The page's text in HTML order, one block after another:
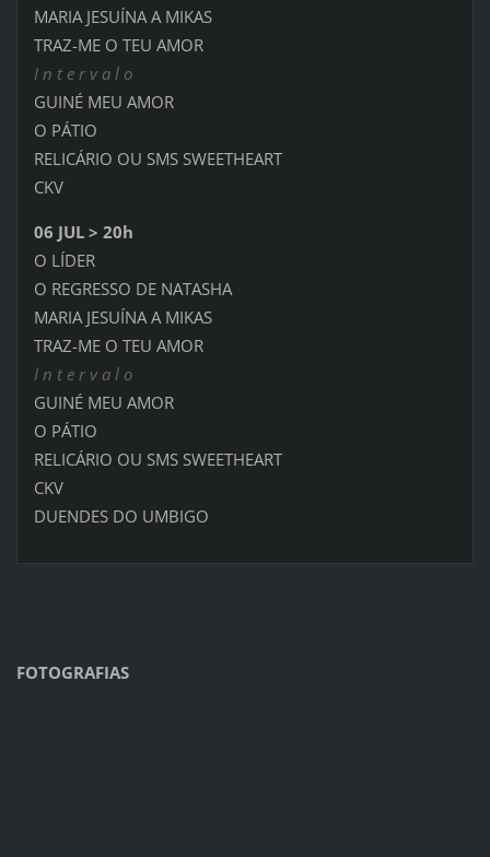
MARIA JESUÍNA A MIKAS
TRAZ-ME O TEU AMOR
I n t e r v a l o
GUINÉ MEU AMOR
O PÁTIO
RELICÁRIO OU SMS SWEETHEART
CKV
06 JUL > 20h
O LÍDER
O REGRESSO DE NATASHA
MARIA JESUÍNA A MIKAS
TRAZ-ME O TEU AMOR
I n t e r v a l o
GUINÉ MEU AMOR
O PÁTIO
RELICÁRIO OU SMS SWEETHEART
CKV
DUENDES DO UMBIGO
FOTOGRAFIAS